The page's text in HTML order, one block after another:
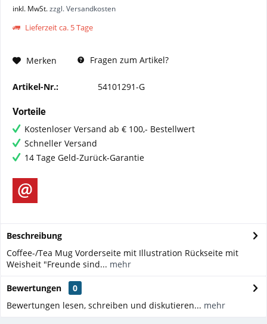
inkl. MwSt.zzgl. Versandkosten
Lieferzeit ca. 5 Tage
Merken Fragen zum Artikel?
Artikel-Nr.: 54101291-G
Vorteile
Kostenloser Versand ab € 100,- Bestellwert
Schneller Versand
14 Tage Geld-Zurück-Garantie
Beschreibung
Coffee-/Tea Mug Vorderseite mit Illustration Rückseite mit
Weisheit "Freunde sind... mehr
Bewertungen
0
Bewertungen lesen, schreiben und diskutieren... mehr